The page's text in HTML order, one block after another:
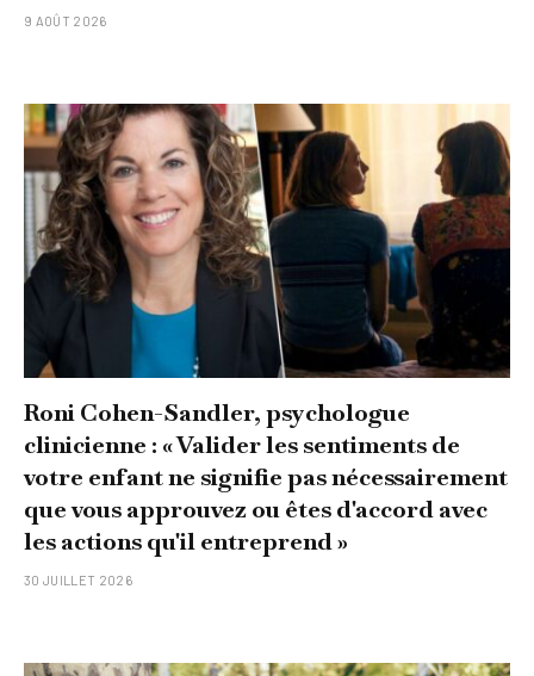
9 AOÛT 2026
Roni Cohen-Sandler, psychologue
clinicienne : « Valider les sentiments de
votre enfant ne signifie pas nécessairement
que vous approuvez ou êtes d'accord avec
les actions qu'il entreprend »
30 JUILLET 2026